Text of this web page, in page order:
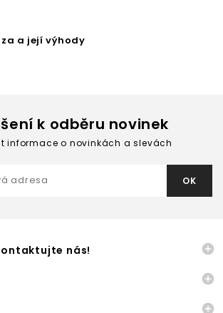
a její výhody
k odběru novinek
informace o novinkách a slevách
nás! 

